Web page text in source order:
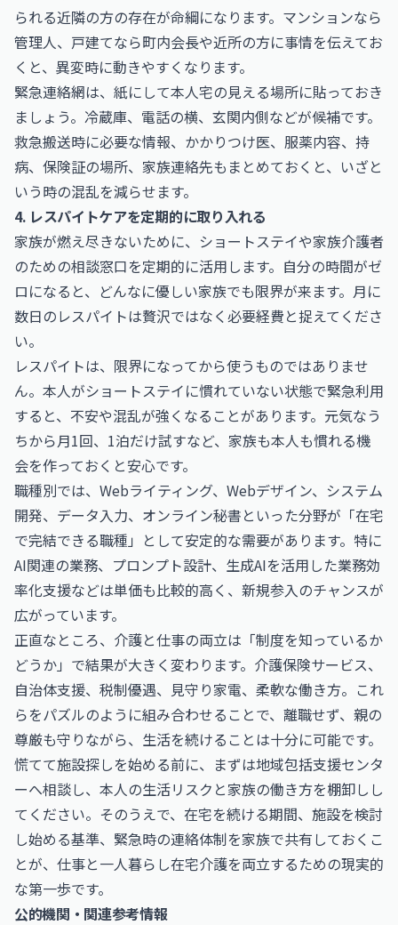
られる近隣の方の存在が命綱になります。マンションなら
管理人、戸建てなら町内会長や近所の方に事情を伝えてお
くと、異変時に動きやすくなります。
緊急連絡網は、紙にして本人宅の見える場所に貼っておき
ましょう。冷蔵庫、電話の横、玄関内側などが候補です。
救急搬送時に必要な情報、かかりつけ医、服薬内容、持
病、保険証の場所、家族連絡先もまとめておくと、いざと
いう時の混乱を減らせます。
4. レスパイトケアを定期的に取り入れる
家族が燃え尽きないために、ショートステイや家族介護者
のための相談窓口を定期的に活用します。自分の時間がゼ
ロになると、どんなに優しい家族でも限界が来ます。月に
数日のレスパイトは贅沢ではなく必要経費と捉えてくださ
い。
レスパイトは、限界になってから使うものではありませ
ん。本人がショートステイに慣れていない状態で緊急利用
すると、不安や混乱が強くなることがあります。元気なう
ちから月1回、1泊だけ試すなど、家族も本人も慣れる機
会を作っておくと安心です。
職種別では、Webライティング、Webデザイン、システム
開発、データ入力、オンライン秘書といった分野が「在宅
で完結できる職種」として安定的な需要があります。特に
AI関連の業務、プロンプト設計、生成AIを活用した業務効
率化支援などは単価も比較的高く、新規参入のチャンスが
広がっています。
正直なところ、介護と仕事の両立は「制度を知っているか
どうか」で結果が大きく変わります。介護保険サービス、
自治体支援、税制優遇、見守り家電、柔軟な働き方。これ
らをパズルのように組み合わせることで、離職せず、親の
尊厳も守りながら、生活を続けることは十分に可能です。
慌てて施設探しを始める前に、まずは地域包括支援センタ
ーへ相談し、本人の生活リスクと家族の働き方を棚卸しし
てください。そのうえで、在宅を続ける期間、施設を検討
し始める基準、緊急時の連絡体制を家族で共有しておくこ
とが、仕事と一人暮らし在宅介護を両立するための現実的
な第一歩です。
公的機関・関連参考情報